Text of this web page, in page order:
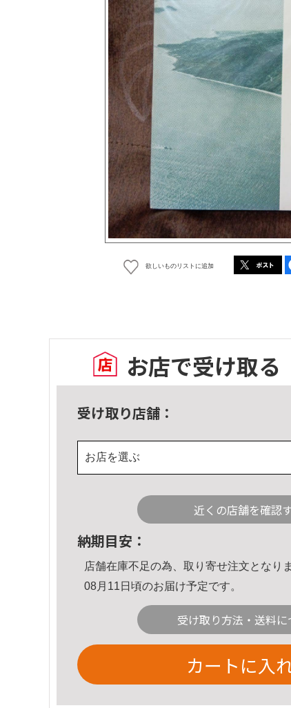
欲しいものリストに追加
お店で受け取る
受け取り店舗：
お店を選ぶ
近くの店舗を確認
納期目安：
店舗在庫不足の為、取り寄せ注文となりま
08月11日頃のお届け予定です。
受け取り方法・送料に
カートに入